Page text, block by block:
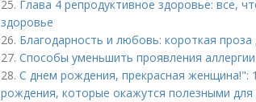
25. Глава 4 репродуктивное здоровье: все,
здоровье
26. Благодарность и любовь: короткая
27. Способы уменьшить проявления
28. С днем рождения, прекрасная женщина!":
рождения, которые окажутся полезными для